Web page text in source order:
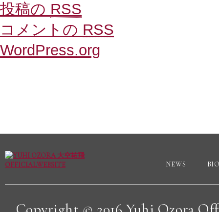
投稿の RSS
コメントの RSS
WordPress.org
NEWS